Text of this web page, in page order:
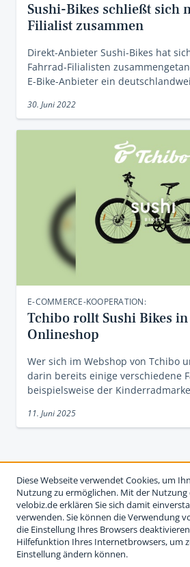
Sushi-Bikes schließt sich
Filialist zusammen
Direkt-Anbieter Sushi-Bikes hat
Fahrrad-Filialisten
E-Bike-Anbieter ein
30. Juni 2022
E-COMMERCE-KOOPERATION:
Tchibo rollt Sushi Bikes
Onlineshop
Wer sich im Webshop von Tchibo
darin bereits einige verschiedene
beispielsweise der
11. Juni 2025
Diese Webseite verwendet Cookies, um
Nutzung zu ermöglichen. Mit der Nutzung
velobiz.de erklären Sie sich damit
verwenden. Sie können die Verwendung
die Einstellung Ihres Browsers
Hilfefunktion Ihres Internetbrowsers, um
Einstellung ändern können.